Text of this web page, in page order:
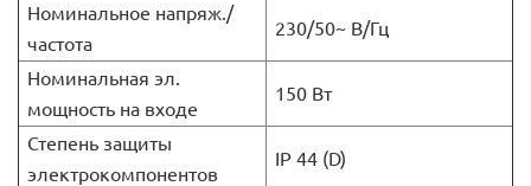
Номинальное напряж./
частота
230/50~ В/Гц
Номинальная эл.
мощность на входе
150 Вт
Степень защиты
электрокомпонентов
IP 44 (D)